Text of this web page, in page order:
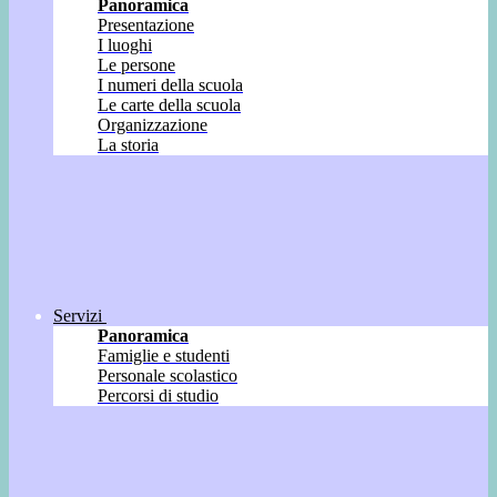
Panoramica
Presentazione
I luoghi
Le persone
I numeri della scuola
Le carte della scuola
Organizzazione
La storia
Servizi
Panoramica
Famiglie e studenti
Personale scolastico
Percorsi di studio